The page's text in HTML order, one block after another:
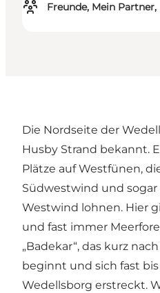
Freunde, Mein
Die Nordseite der
Husby Strand bekannt.
Plätze auf Westfünen,
Südwestwind und sogar
Westwind lohnen. Hier
und fast immer
„Badekar“, das kurz
beginnt und sich fast
Wedellsborg erstreckt.